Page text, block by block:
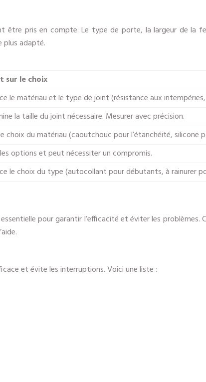
pris en compte. Le type de porte, la largeur de la
plus adapté.
sur le choix
le matériau et le type de joint (résistance aux intempéries,
la taille du joint nécessaire. Mesurer avec précision.
choix du matériau (caoutchouc pour l’étanchéité, silicone
options et peut nécessiter un compromis.
le choix du type (autocollant pour débutants, à rainurer
pour garantir l’efficacité et éviter les
et évite les interruptions. Voici une liste :